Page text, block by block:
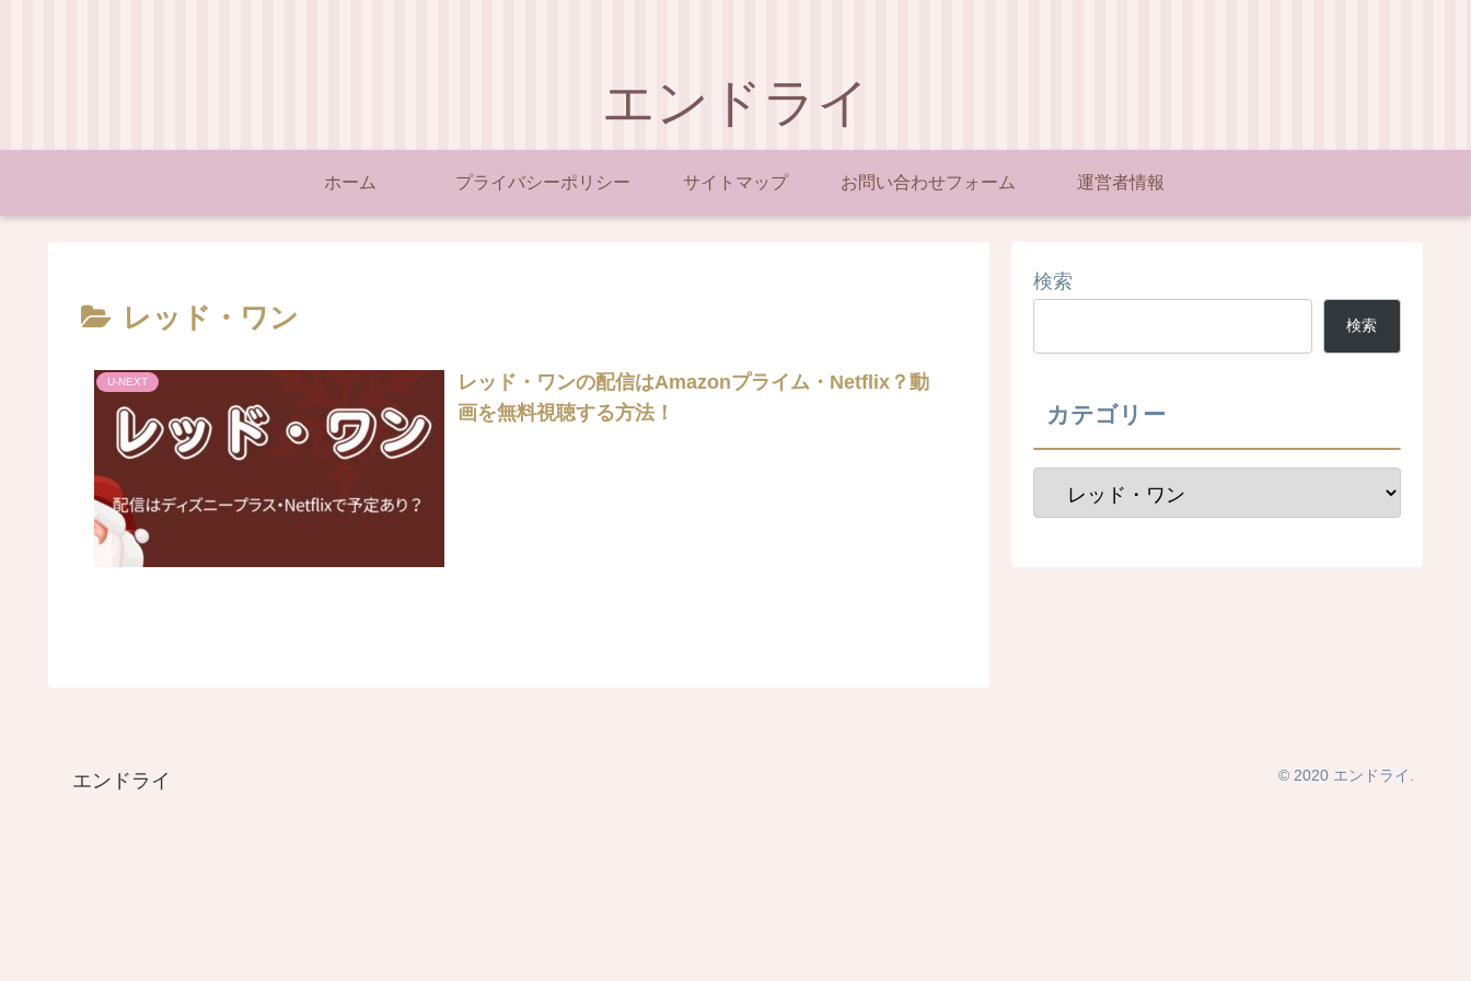
エンドライ
ホーム プライバシーポリシー サイトマップ お問い合わせフォーム 運営者情報
レッド・ワン
U-NEXT
レッド・ワンの配信はAmazonプライム・Netflix？動
画を無料視聴する方法！
検索
検索
カテゴリー
エンドライ © 2020 エンドライ.